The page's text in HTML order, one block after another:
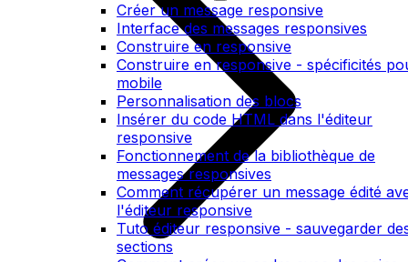
Créer un message responsive
Interface des messages responsives
Construire en responsive
Construire en responsive - spécificités
mobile
Personnalisation des blocs
Insérer du code HTML dans l'éditeur
responsive
Fonctionnement de la bibliothèque de
messages responsives
Comment récupérer un message édité
l'éditeur responsive
Tuto éditeur responsive - sauvegarder
sections